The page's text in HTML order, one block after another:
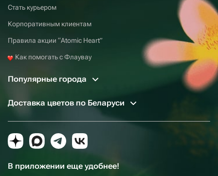
Стать курьером
Корпоративным клиентам
Правила акции “Atomic Heart”
Как помогать с Флаувау
Популярные города
Доставка цветов по Беларуси
В приложении еще удобнее!